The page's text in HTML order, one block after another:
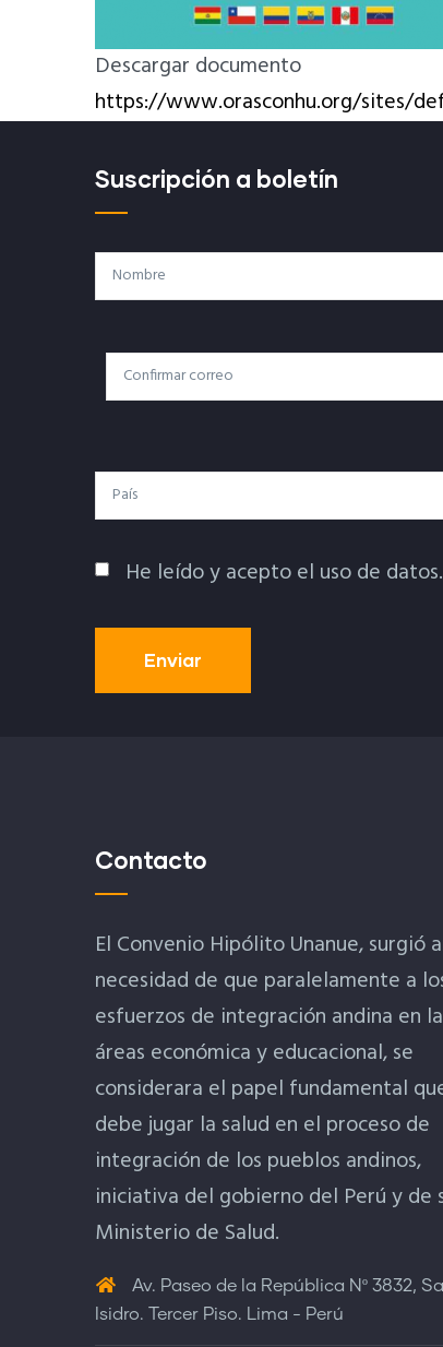
Descargar documento
https://www.orasconhu.org/sites/
Suscripción a boletín
Nombre
Correo
Electrónico
Correo Electrónico
País
Política De Privacidad
He leído y acepto el uso de datos.
Contacto
El Convenio Hipólito Unanue, surgió
necesidad de que paralelamente a
esfuerzos de integración andina en
áreas económica y educacional, se
considerara el papel fundamental
debe jugar la salud en el proceso de
integración de los pueblos andinos,
iniciativa del gobierno del Perú y de
Ministerio de Salud.
Av. Paseo de la República Nº 3832,
Isidro. Tercer Piso. Lima - Perú